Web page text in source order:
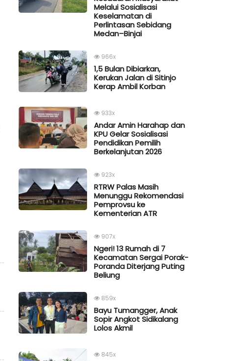
Melalui Sosialisasi
Keselamatan di
Perlintasan Sebidang
Medan–Binjai
966x
1,5 Bulan Dibiarkan,
Kerukan Jalan di Sitinjo
Kerap Ambil Korban
933x
Andar Amin Harahap dan
KPU Gelar Sosialisasi
Pendidikan Pemilih
Berkelanjutan 2026
923x
RTRW Palas Masih
Menunggu Rekomendasi
Pemprovsu ke
Kementerian ATR
907x
Ngeri! 13 Rumah di 7
Kecamatan Sergai Porak-
Poranda Diterjang Puting
Beliung
859x
Bayu Tumangger, Anak
Sopir Angkot Sidikalang
Lolos Akmil
845x